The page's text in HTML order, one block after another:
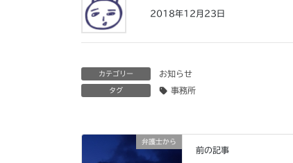
2018年12月23日
カテゴリー お知らせ
タグ 事務所
弁護士から
前の記事